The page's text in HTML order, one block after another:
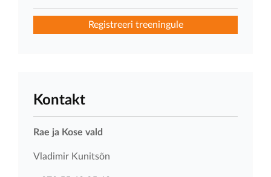
Registreeri treeningule
Kontakt
Rae ja Kose vald
Vladimir Kunitsõn